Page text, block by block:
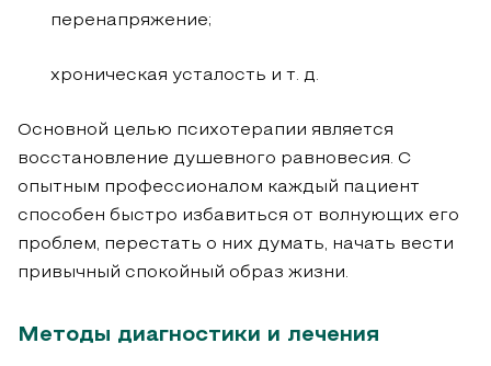
перенапряжение;
хроническая усталость и т. д.
Основной целью психотерапии является
восстановление душевного равновесия. С
опытным профессионалом каждый пациент
способен быстро избавиться от волнующих его
проблем, перестать о них думать, начать вести
привычный спокойный образ жизни.
Методы диагностики и лечения